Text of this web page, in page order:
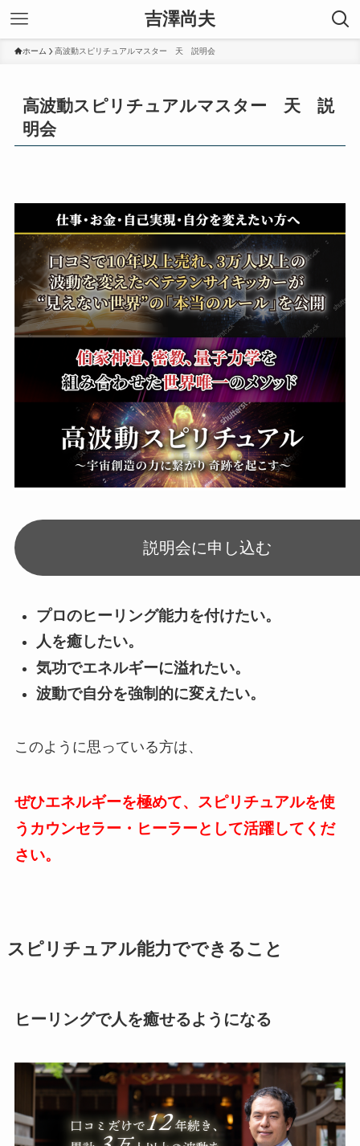
吉澤尚夫
ホーム 高波動スピリチュアルマスター 天 説明会
高波動スピリチュアルマスター 天 説
明会
説明会に申し込む
プロのヒーリング能力を付けたい。
人を癒したい。
気功でエネルギーに溢れたい。
波動で自分を強制的に変えたい。
このように思っている方は、
ぜひエネルギーを極めて、スピリチュアルを使
うカウンセラー・ヒーラーとして活躍してくだ
さい。
スピリチュアル能力でできること
ヒーリングで人を癒せるようになる